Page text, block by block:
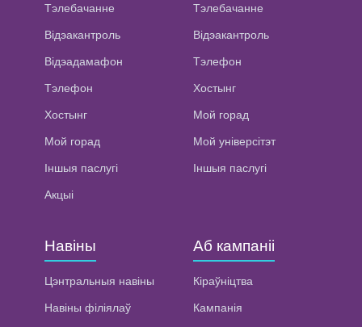
Тэлебачанне
Відэакантроль
Відэадамафон
Тэлефон
Хостынг
Мой горад
Іншыя паслугі
Акцыі
Тэлебачанне
Відэакантроль
Тэлефон
Хостынг
Мой горад
Мой універсітэт
Іншыя паслугі
Навіны
Цэнтральныя навіны
Навіны філіялаў
Аб кампаніі
Кіраўніцтва
Кампанія